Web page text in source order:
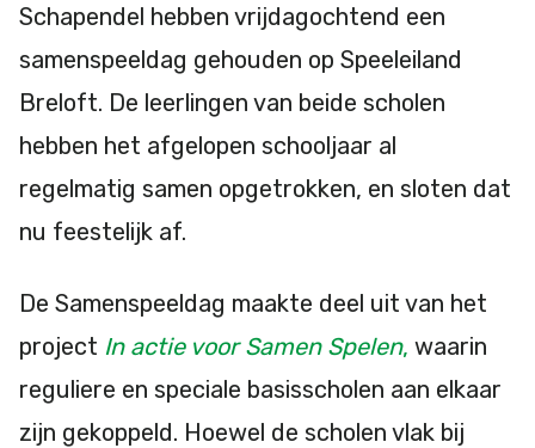
Schapendel hebben vrijdagochtend een
samenspeeldag gehouden op Speeleiland
Breloft. De leerlingen van beide scholen
hebben het afgelopen schooljaar al
regelmatig samen opgetrokken, en sloten dat
nu feestelijk af.
De Samenspeeldag maakte deel uit van het
project In actie voor Samen Spelen, waarin
reguliere en speciale basisscholen aan elkaar
zijn gekoppeld. Hoewel de scholen vlak bij